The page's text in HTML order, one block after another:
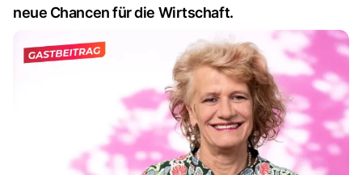
neue Chancen für die Wirtschaft.